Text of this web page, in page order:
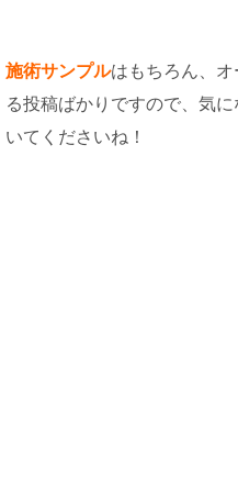
施術サンプルはもちろん、
る投稿ばかりですので、気
いてくださいね！